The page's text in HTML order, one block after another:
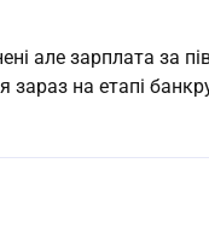
але зарплата за
на етапі